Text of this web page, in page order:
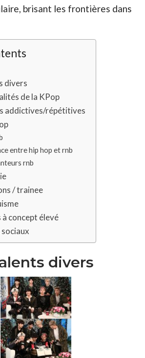
brisant les frontières dans
divers
de la KPop
addictives/répétitives
entre hip hop et rnb
rnb
/ trainee
à concept élevé
sociaux
divers